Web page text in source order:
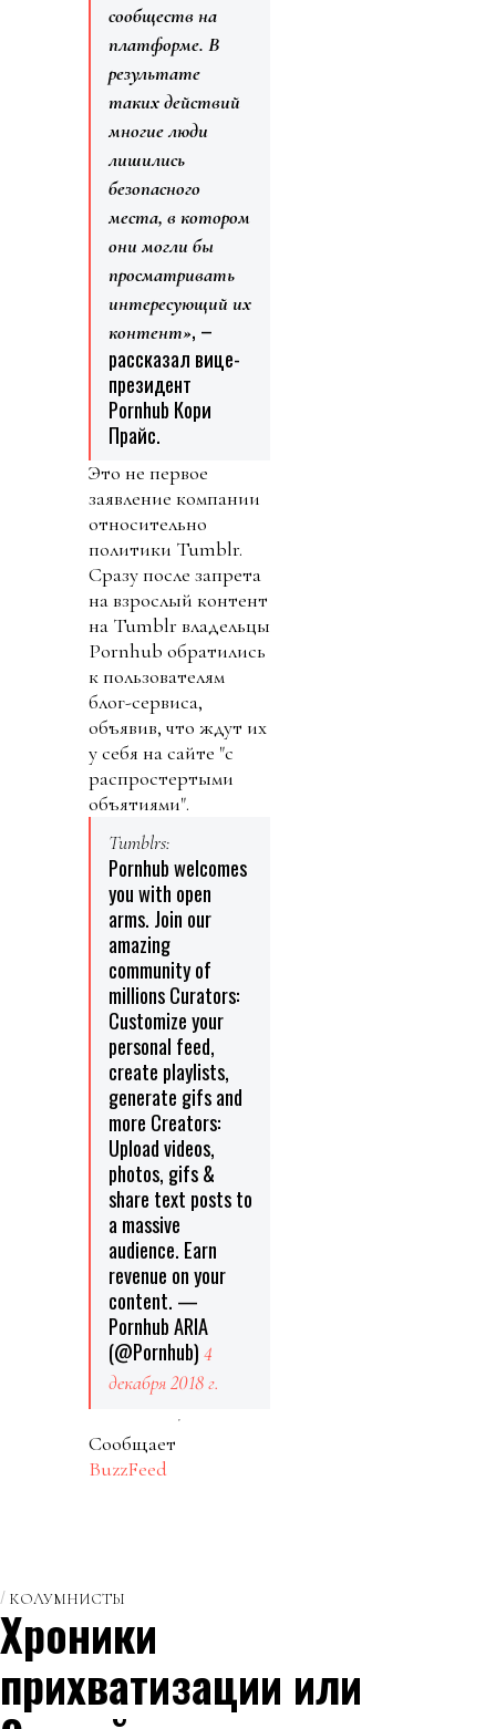
сообществ на
платформе. В
результате
таких действий
многие люди
лишились
безопасного
места, в котором
они могли бы
просматривать
интересующий их
контент», –
рассказал вице-
президент
Pornhub Кори
Прайс.
Это не первое
заявление компании
относительно
политики Tumblr.
Сразу после запрета
на взрослый контент
на Tumblr владельцы
Pornhub обратились
к пользователям
блог-сервиса,
объявив, что ждут их
у себя на сайте "с
распростертыми
объятиями".
Tumblrs:
Pornhub welcomes
you with open
arms. Join our
amazing
community of
millions Curators:
Customize your
personal feed,
create playlists,
generate gifs and
more Creators:
Upload videos,
photos, gifs &
share text posts to
a massive
audience. Earn
revenue on your
content. —
Pornhub ARIA
(@Pornhub) 4
декабря 2018 г.
Сообщает
BuzzFeed
КОЛУМНИСТЫ
Хроники
прихватизации или